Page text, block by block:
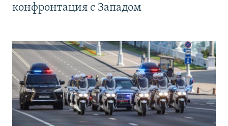
конфронтация с Западом